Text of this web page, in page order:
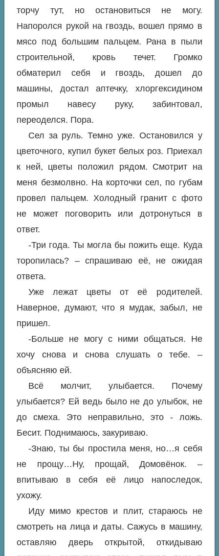
торчу тут, но остановиться не могу.
Напоролся рукой на гвоздь, вошел прямо в
мясо под большим пальцем. Рана в пыли
строительной, кровь течет. Громко
обматерил себя и гвоздь, дошел до
машины, достал аптечку, хлоргексидином
промыл навесу руку, забинтовал,
переоделся. Пора.
Сел за руль. Темно уже. Остановился у
цветочного, купил букет белых роз. Приехал
к ней, цветы положил рядом. Смотрит на
меня безмолвно. На корточки сел, по губам
провел пальцем. Холодный гранит с фото
не может поговорить или дотронуться в
ответ.
-Три года. Ты могла бы пожить еще. Куда
торопилась? – спрашиваю её, не ожидая
ответа.
Уже лежат цветы от её родителей.
Наверное, думают, что я мудак, забыл, не
пришел.
-Больше не могу с ними общаться. Не
хочу снова и снова слушать о тебе. –
объясняю ей.
Всё молчит, улыбается. Почему
улыбается? Ей ведь было не до улыбок, не
до смеха. Это неправильно, это - ложь.
Бесит. Поднимаюсь, закуриваю.
-Знаю, ты бы простила меня, но…я себя
не прощу…Ну, прощай, Домовёнок. –
впитываю в себя её лицо напоследок,
ухожу.
Иду мимо крестов и плит, стараюсь не
смотреть на лица и даты. Сажусь в машину,
оставляю дверь открытой, откидываю